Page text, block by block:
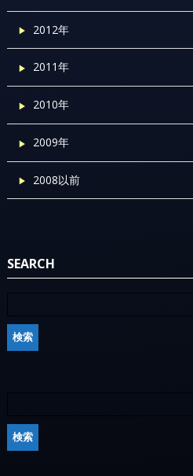
2012年
2011年
2010年
2009年
2008以前
SEARCH